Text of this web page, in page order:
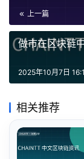
上一篇
做市在区块链
2025年10月7日
相关推荐